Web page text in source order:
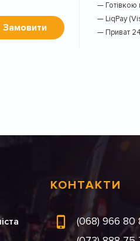
Замовити
— Готівкою
— LiqPay
— Приват 24
КОНТАКТИ
(068) 966 80